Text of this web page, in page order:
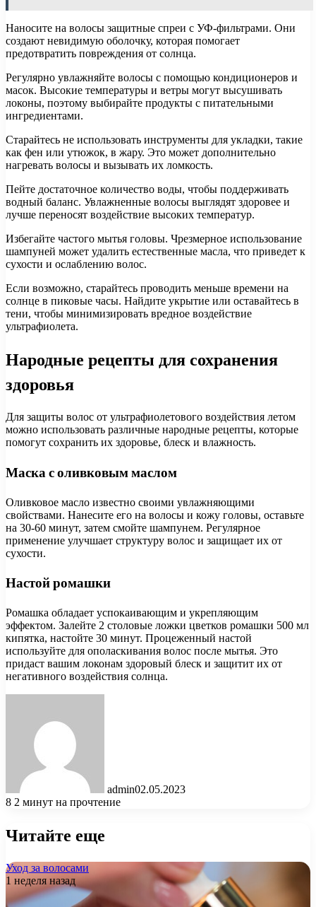
Наносите на волосы защитные спреи с УФ-фильтрами. Они
создают невидимую оболочку, которая помогает
предотвратить повреждения от солнца.
Регулярно увлажняйте волосы с помощью кондиционеров и
масок. Высокие температуры и ветры могут высушивать
локоны, поэтому выбирайте продукты с питательными
ингредиентами.
Старайтесь не использовать инструменты для укладки, такие
как фен или утюжок, в жару. Это может дополнительно
нагревать волосы и вызывать их ломкость.
Пейте достаточное количество воды, чтобы поддерживать
водный баланс. Увлажненные волосы выглядят здоровее и
лучше переносят воздействие высоких температур.
Избегайте частого мытья головы. Чрезмерное использование
шампуней может удалить естественные масла, что приведет к
сухости и ослаблению волос.
Если возможно, старайтесь проводить меньше времени на
солнце в пиковые часы. Найдите укрытие или оставайтесь в
тени, чтобы минимизировать вредное воздействие
ультрафиолета.
Народные рецепты для сохранения
здоровья
Для защиты волос от ультрафиолетового воздействия летом
можно использовать различные народные рецепты, которые
помогут сохранить их здоровье, блеск и влажность.
Маска с оливковым маслом
Оливковое масло известно своими увлажняющими
свойствами. Нанесите его на волосы и кожу головы, оставьте
на 30-60 минут, затем смойте шампунем. Регулярное
применение улучшает структуру волос и защищает их от
сухости.
Настой ромашки
Ромашка обладает успокаивающим и укрепляющим
эффектом. Залейте 2 столовые ложки цветков ромашки 500 мл
кипятка, настойте 30 минут. Процеженный настой
используйте для ополаскивания волос после мытья. Это
придаст вашим локонам здоровый блеск и защитит их от
негативного воздействия солнца.
admin02.05.2023
8 2 минут на прочтение
Читайте еще
Уход за волосами
1 неделя назад